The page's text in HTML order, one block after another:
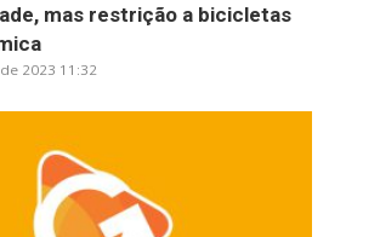
mas restrição a bicicletas
2023 11:32